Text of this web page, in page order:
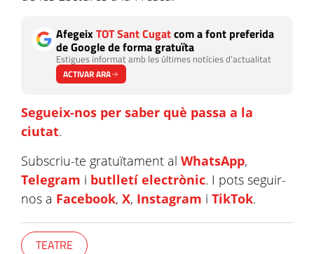
AfegeixTOT Sant Cugatcom a font preferida
de Google de forma gratuïta
Estigues informat amb les últimes notícies d'actualitat
ACTIVAR ARA
Segueix-nos per saber què passa a la
ciutat.
Subscriu-te gratuïtament al WhatsApp,
Telegram i butlletí electrònic. I pots seguir-
nos a Facebook, X, Instagram i TikTok.
TEATRE